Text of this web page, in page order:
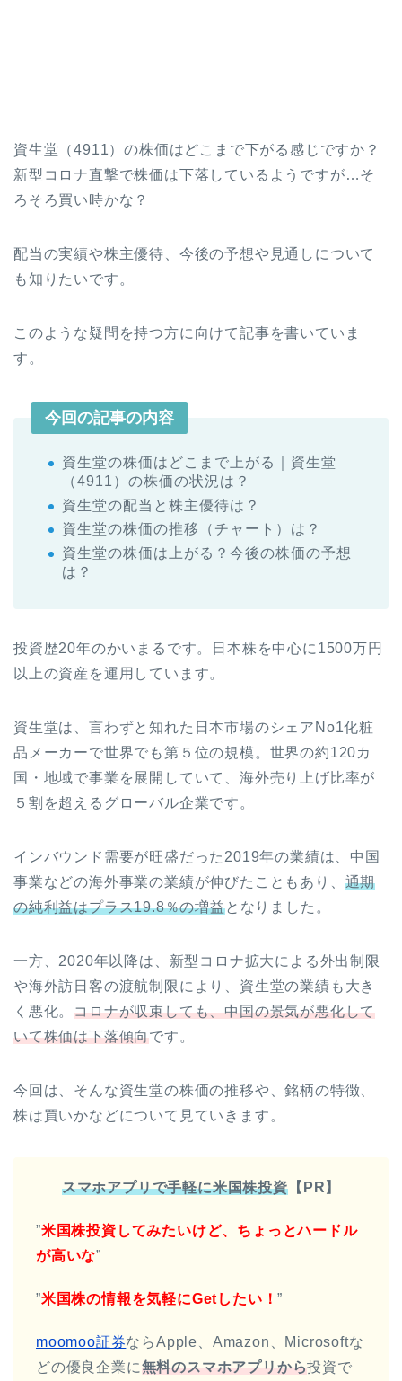
資生堂（4911）の株価はどこまで下がる感じですか？
新型コロナ直撃で株価は下落しているようですが…そ
ろそろ買い時かな？
配当の実績や株主優待、今後の予想や見通しについて
も知りたいです。
このような疑問を持つ方に向けて記事を書いていま
す。
今回の記事の内容
資生堂の株価はどこまで上がる｜資生堂
（4911）の株価の状況は？
資生堂の配当と株主優待は？
資生堂の株価の推移（チャート）は？
資生堂の株価は上がる？今後の株価の予想
は？
投資歴20年のかいまるです。日本株を中心に1500万円
以上の資産を運用しています。
資生堂は、言わずと知れた日本市場のシェアNo1化粧
品メーカーで世界でも第５位の規模。世界の約120カ
国・地域で事業を展開していて、海外売り上げ比率が
５割を超えるグローバル企業です。
インバウンド需要が旺盛だった2019年の業績は、中国
事業などの海外事業の業績が伸びたこともあり、 通期
の純利益はプラス19.8％の増益となりました。
一方、2020年以降は、新型コロナ拡大による外出制限
や海外訪日客の渡航制限により、資生堂の業績も大き
く悪化。コロナが収束しても、中国の景気が悪化して
いて株価は下落傾向です。
今回は、そんな資生堂の株価の推移や、銘柄の特徴、
株は買いかなどについて見ていきます。
スマホアプリで手軽に米国株投資【PR】
”米国株投資してみたいけど、ちょっとハードル
が高いな”
”米国株の情報を気軽にGetしたい！”
moomoo証券ならApple、Amazon、Microsoftな
どの優良企業に無料のスマホアプリから投資で